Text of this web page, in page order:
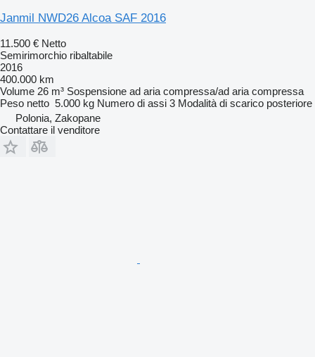
Janmil NWD26 Alcoa SAF 2016
11.500 € Netto
Semirimorchio ribaltabile
2016
400.000 km
Volume 26 m³ Sospensione ad aria compressa/ad aria compressa
Peso netto 5.000 kg Numero di assi 3 Modalità di scarico posteriore
Polonia, Zakopane
Contattare il venditore